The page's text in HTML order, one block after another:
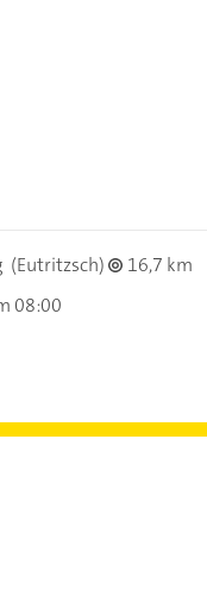
(Eutritzsch)
16,7 km
08:00